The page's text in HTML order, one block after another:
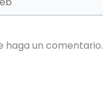
haga un comentario.